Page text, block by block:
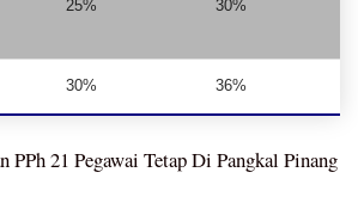
25% 30%
30% 36%
PPh 21 Pegawai Tetap Di Pangkal Pinang